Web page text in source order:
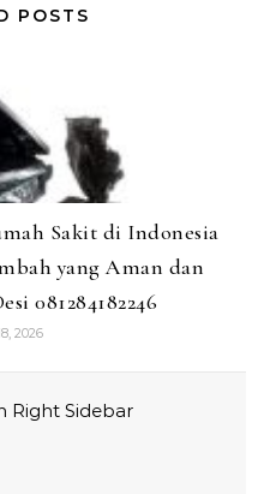
POSTS
Sakit di Indonesia
yang Aman dan
081284182246
2026
Right Sidebar